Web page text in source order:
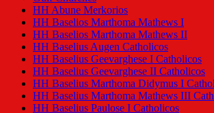
HH Abune Merkorios
HH Baselios Marthoma Mathews I
HH Baselios Marthoma Mathews II
HH Baselius Augen Catholicos
HH Baselius Geevarghese I Catholicos
HH Baselius Geevarghese II Catholicos
HH Baselius Marthoma Didymus I
HH Baselius Marthoma Mathews III
HH Baselius Paulose I Catholicos